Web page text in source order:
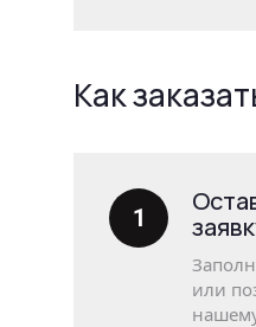
Как
1
или